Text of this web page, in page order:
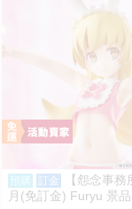
預購 訂金
【怨念事
月(免訂金) Furyu 景